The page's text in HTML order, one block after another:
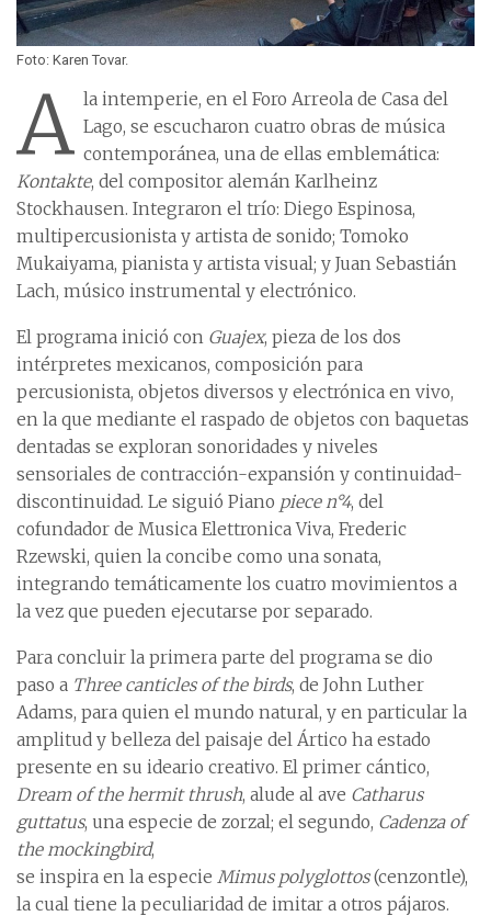
Foto: Karen Tovar.
A la intemperie, en el Foro Arreola de Casa del
Lago, se escucharon cuatro obras de música
contemporánea, una de ellas emblemática:
Kontakte, del compositor alemán Karlheinz
Stockhausen. Integraron el trío: Diego Espinosa,
multipercusionista y artista de sonido; Tomoko
Mukaiyama, pianista y artista visual; y Juan Sebastián
Lach, músico instrumental y electrónico.
El programa inició con Guajex, pieza de los dos
intérpretes mexicanos, composición para
percusionista, objetos diversos y electrónica en vivo,
en la que mediante el raspado de objetos con baquetas
dentadas se exploran sonoridades y niveles
sensoriales de contracción-expansión y continuidad-
discontinuidad. Le siguió Piano piece n°4, del
cofundador de Musica Elettronica Viva, Frederic
Rzewski, quien la concibe como una sonata,
integrando temáticamente los cuatro movimientos a
la vez que pueden ejecutarse por separado.
Para concluir la primera parte del programa se dio
paso a Three canticles of the birds, de John Luther
Adams, para quien el mundo natural, y en particular la
amplitud y belleza del paisaje del Ártico ha estado
presente en su ideario creativo. El primer cántico,
Dream of the hermit thrush, alude al ave Catharus
guttatus, una especie de zorzal; el segundo, Cadenza of
the mockingbird,
se inspira en la especie Mimus polyglottos(cenzontle),
la cual tiene la peculiaridad de imitar a otros pájaros.